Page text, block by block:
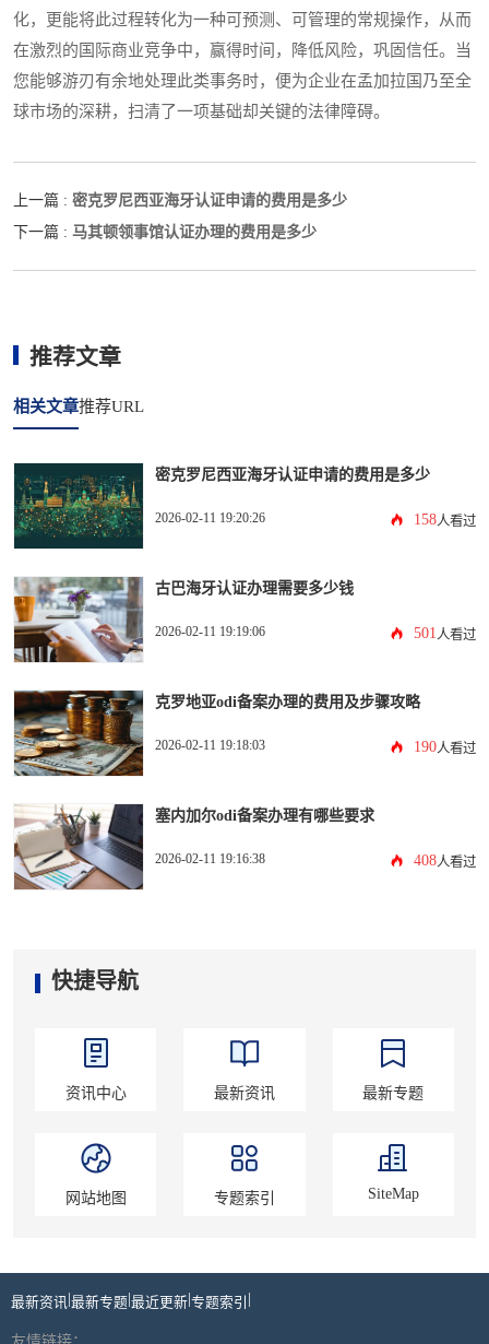
化，更能将此过程转化为一种可预测、可管理的常规操作，从而
在激烈的国际商业竞争中，赢得时间，降低风险，巩固信任。当
您能够游刃有余地处理此类事务时，便为企业在孟加拉国乃至全
球市场的深耕，扫清了一项基础却关键的法律障碍。
上一篇 : 密克罗尼西亚海牙认证申请的费用是多少
下一篇 : 马其顿领事馆认证办理的费用是多少
推荐文章
相关文章推荐URL
密克罗尼西亚海牙认证申请的费用是多少
2026-02-11 19:20:26 158人看过
古巴海牙认证办理需要多少钱
2026-02-11 19:19:06 501 人看过
克罗地亚odi备案办理的费用及步骤攻略
2026-02-11 19:18:03 190人看过
塞内加尔odi备案办理有哪些要求
2026-02-11 19:16:38 408人看过
快捷导航
资讯中心 最新资讯 最新专题
网站地图 专题索引 SiteMap
最新资讯 |最新专题|最近更新|专题索引 |